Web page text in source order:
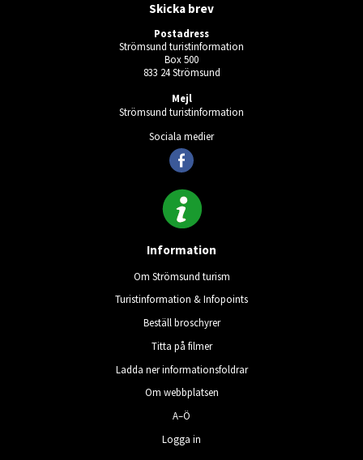
Skicka brev
Postadress
Strömsund turistinformation
Box 500
833 24 Strömsund
Mejl
Strömsund turistinformation
Sociala medier
Information
Om Strömsund turism
Turistinformation & Infopoints
Beställ broschyrer
Titta på filmer
Ladda ner informationsfoldrar
Om webbplatsen
A–Ö
Logga in